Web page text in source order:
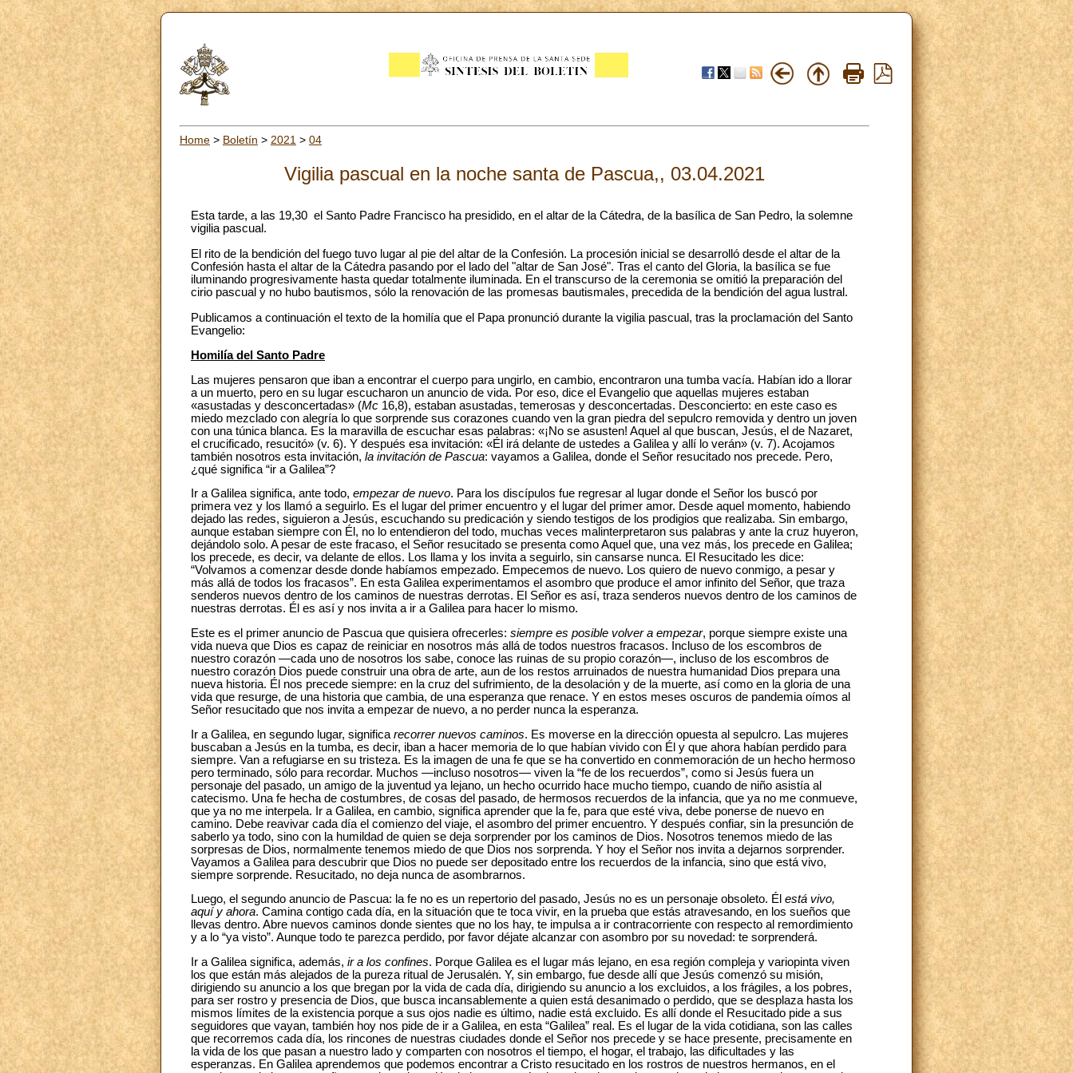
Home > Boletín > 2021 > 04
Vigilia pascual en la noche santa de Pascua,, 03.04.2021
Esta tarde, a las 19,30 el Santo Padre Francisco ha presidido, en el altar de la Cátedra, de la basílica de San Pedro, la solemne
vigilia pascual.
El rito de la bendición del fuego tuvo lugar al pie del altar de la Confesión. La procesión inicial se desarrolló desde el altar de la
Confesión hasta el altar de la Cátedra pasando por el lado del "altar de San José". Tras el canto del Gloria, la basílica se fue
iluminando progresivamente hasta quedar totalmente iluminada. En el transcurso de la ceremonia se omitió la preparación del
cirio pascual y no hubo bautismos, sólo la renovación de las promesas bautismales, precedida de la bendición del agua lustral.
Publicamos a continuación el texto de la homilía que el Papa pronunció durante la vigilia pascual, tras la proclamación del Santo
Evangelio:
Homilía del Santo Padre
Las mujeres pensaron que iban a encontrar el cuerpo para ungirlo, en cambio, encontraron una tumba vacía. Habían ido a llorar
a un muerto, pero en su lugar escucharon un anuncio de vida. Por eso, dice el Evangelio que aquellas mujeres estaban
«asustadas y desconcertadas» (Mc 16,8), estaban asustadas, temerosas y desconcertadas. Desconcierto: en este caso es
miedo mezclado con alegría lo que sorprende sus corazones cuando ven la gran piedra del sepulcro removida y dentro un joven
con una túnica blanca. Es la maravilla de escuchar esas palabras: «¡No se asusten! Aquel al que buscan, Jesús, el de Nazaret,
el crucificado, resucitó» (v. 6). Y después esa invitación: «Él irá delante de ustedes a Galilea y allí lo verán» (v. 7). Acojamos
también nosotros esta invitación, la invitación de Pascua: vayamos a Galilea, donde el Señor resucitado nos precede. Pero,
¿qué significa “ir a Galilea”?
Ir a Galilea significa, ante todo, empezar de nuevo. Para los discípulos fue regresar al lugar donde el Señor los buscó por
primera vez y los llamó a seguirlo. Es el lugar del primer encuentro y el lugar del primer amor. Desde aquel momento, habiendo
dejado las redes, siguieron a Jesús, escuchando su predicación y siendo testigos de los prodigios que realizaba. Sin embargo,
aunque estaban siempre con Él, no lo entendieron del todo, muchas veces malinterpretaron sus palabras y ante la cruz huyeron,
dejándolo solo. A pesar de este fracaso, el Señor resucitado se presenta como Aquel que, una vez más, los precede en Galilea;
los precede, es decir, va delante de ellos. Los llama y los invita a seguirlo, sin cansarse nunca. El Resucitado les dice:
“Volvamos a comenzar desde donde habíamos empezado. Empecemos de nuevo. Los quiero de nuevo conmigo, a pesar y
más allá de todos los fracasos”. En esta Galilea experimentamos el asombro que produce el amor infinito del Señor, que traza
senderos nuevos dentro de los caminos de nuestras derrotas. El Señor es así, traza senderos nuevos dentro de los caminos de
nuestras derrotas. Él es así y nos invita a ir a Galilea para hacer lo mismo.
Este es el primer anuncio de Pascua que quisiera ofrecerles: siempre es posible volver a empezar, porque siempre existe una
vida nueva que Dios es capaz de reiniciar en nosotros más allá de todos nuestros fracasos. Incluso de los escombros de
nuestro corazón —cada uno de nosotros los sabe, conoce las ruinas de su propio corazón—, incluso de los escombros de
nuestro corazón Dios puede construir una obra de arte, aun de los restos arruinados de nuestra humanidad Dios prepara una
nueva historia. Él nos precede siempre: en la cruz del sufrimiento, de la desolación y de la muerte, así como en la gloria de una
vida que resurge, de una historia que cambia, de una esperanza que renace. Y en estos meses oscuros de pandemia oímos al
Señor resucitado que nos invita a empezar de nuevo, a no perder nunca la esperanza.
Ir a Galilea, en segundo lugar, significa recorrer nuevos caminos. Es moverse en la dirección opuesta al sepulcro. Las mujeres
buscaban a Jesús en la tumba, es decir, iban a hacer memoria de lo que habían vivido con Él y que ahora habían perdido para
siempre. Van a refugiarse en su tristeza. Es la imagen de una fe que se ha convertido en conmemoración de un hecho hermoso
pero terminado, sólo para recordar. Muchos —incluso nosotros— viven la “fe de los recuerdos”, como si Jesús fuera un
personaje del pasado, un amigo de la juventud ya lejano, un hecho ocurrido hace mucho tiempo, cuando de niño asistía al
catecismo. Una fe hecha de costumbres, de cosas del pasado, de hermosos recuerdos de la infancia, que ya no me conmueve,
que ya no me interpela. Ir a Galilea, en cambio, significa aprender que la fe, para que esté viva, debe ponerse de nuevo en
camino. Debe reavivar cada día el comienzo del viaje, el asombro del primer encuentro. Y después confiar, sin la presunción de
saberlo ya todo, sino con la humildad de quien se deja sorprender por los caminos de Dios. Nosotros tenemos miedo de las
sorpresas de Dios, normalmente tenemos miedo de que Dios nos sorprenda. Y hoy el Señor nos invita a dejarnos sorprender.
Vayamos a Galilea para descubrir que Dios no puede ser depositado entre los recuerdos de la infancia, sino que está vivo,
siempre sorprende. Resucitado, no deja nunca de asombrarnos.
Luego, el segundo anuncio de Pascua: la fe no es un repertorio del pasado, Jesús no es un personaje obsoleto. Él está vivo,
aquí y ahora. Camina contigo cada día, en la situación que te toca vivir, en la prueba que estás atravesando, en los sueños que
llevas dentro. Abre nuevos caminos donde sientes que no los hay, te impulsa a ir contracorriente con respecto al remordimiento
y a lo “ya visto”. Aunque todo te parezca perdido, por favor déjate alcanzar con asombro por su novedad: te sorprenderá.
Ir a Galilea significa, además, ir a los confines. Porque Galilea es el lugar más lejano, en esa región compleja y variopinta viven
los que están más alejados de la pureza ritual de Jerusalén. Y, sin embargo, fue desde allí que Jesús comenzó su misión,
dirigiendo su anuncio a los que bregan por la vida de cada día, dirigiendo su anuncio a los excluidos, a los frágiles, a los pobres,
para ser rostro y presencia de Dios, que busca incansablemente a quien está desanimado o perdido, que se desplaza hasta los
mismos límites de la existencia porque a sus ojos nadie es último, nadie está excluido. Es allí donde el Resucitado pide a sus
seguidores que vayan, también hoy nos pide de ir a Galilea, en esta “Galilea” real. Es el lugar de la vida cotidiana, son las calles
que recorremos cada día, los rincones de nuestras ciudades donde el Señor nos precede y se hace presente, precisamente en
la vida de los que pasan a nuestro lado y comparten con nosotros el tiempo, el hogar, el trabajo, las dificultades y las
esperanzas. En Galilea aprendemos que podemos encontrar a Cristo resucitado en los rostros de nuestros hermanos, en el